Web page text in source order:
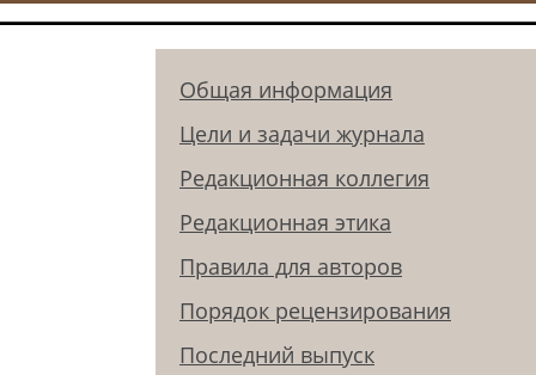
Общая информация
Цели и задачи журнала
Редакционная коллегия
Редакционная этика
Правила для авторов
Порядок рецензирования
Последний выпуск